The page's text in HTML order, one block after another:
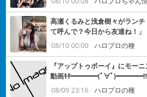
高瀬くるみと浅倉樹々がラン
て呼んで？今日から友達ね！」
08/10 00:00
ハロプロの種
『アップトゥボーイ』にモー
動画ｷﾀ━━━━(ﾟ∀ﾟ)━━━━!!
08/09 23:16
ハロプロの種